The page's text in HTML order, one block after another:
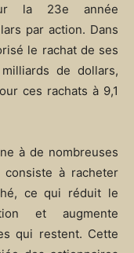
la 23e année
par action. Dans
le rachat de ses
de dollars,
ces rachats à 9,1
à de nombreuses
consiste à racheter
ce qui réduit le
et augmente
qui restent. Cette